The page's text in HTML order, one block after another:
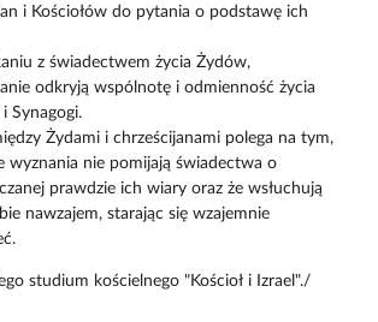
i Kościołów do pytania o podstawę ich
z świadectwem życia Żydów,
odkryją wspólnotę i odmienność życia
i Synagogi.
Żydami i chrześcijanami polega na tym,
wyznania nie pomijają świadectwa o
prawdzie ich wiary oraz że wsłuchują
nawzajem, starając się wzajemnie
studium kościelnego "Kościoł i Izrael"./